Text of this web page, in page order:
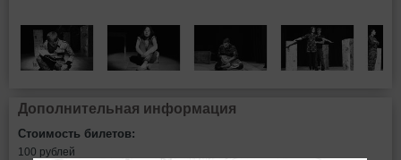
Дополнительная информация
Стоимость билетов:
100 рублей